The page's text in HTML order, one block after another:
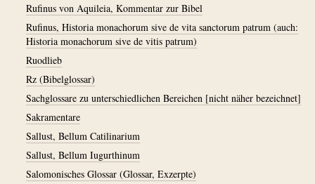
Rufinus von Aquileia, Kommentar zur Bibel
Rufinus, Historia monachorum sive de vita sanctorum patrum (auch:
Historia monachorum sive de vitis patrum)
Ruodlieb
Rz (Bibelglossar)
Sachglossare zu unterschiedlichen Bereichen [nicht näher bezeichnet]
Sakramentare
Sallust, Bellum Catilinarium
Sallust, Bellum Iugurthinum
Salomonisches Glossar (Glossar, Exzerpte)